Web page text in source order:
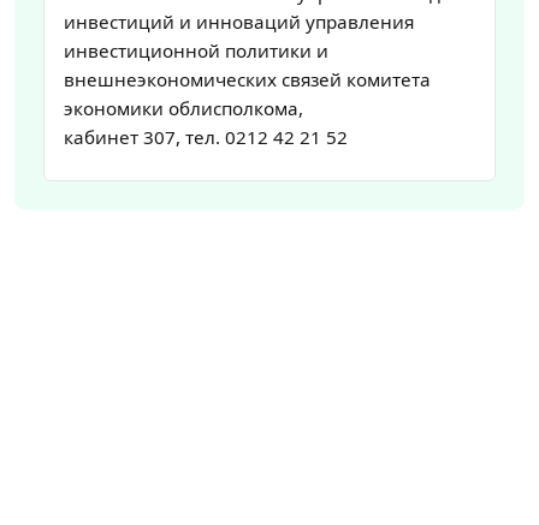
инвестиций и инноваций управления
инвестиционной политики и
внешнеэкономических связей комитета
экономики облисполкома,
кабинет 307, тел. 0212 42 21 52